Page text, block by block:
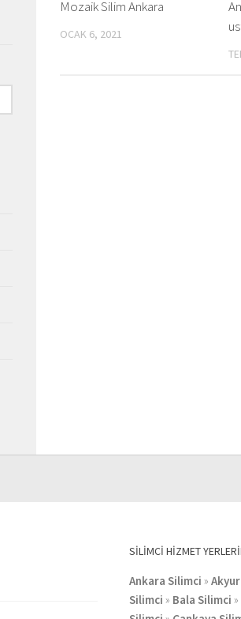
Mozaik Silim Ankara
OCAK 6, 2021
SILIMCI HIZMET
Ankara Silimci »
Silimci » Bala Silimci »